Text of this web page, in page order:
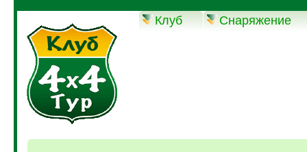
Клуб Снаряжение